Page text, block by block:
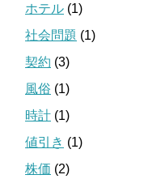
ホテル (1)
社会問題 (1)
契約 (3)
風俗 (1)
時計 (1)
値引き (1)
株価 (2)